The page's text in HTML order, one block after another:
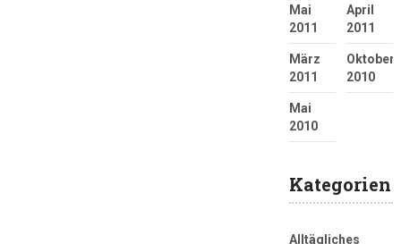
Mai
2011
April
2011
März
2011
Oktober
2010
Mai
2010
Kategorien
Alltägliches